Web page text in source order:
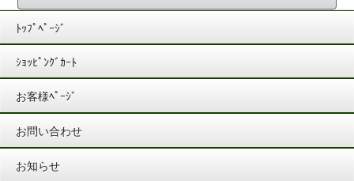
ﾄｯﾌﾟﾍﾟｰｼﾞ
ｼｮｯﾋﾟﾝｸﾞｶｰﾄ
お客様ﾍﾟｰｼﾞ
お問い合わせ
お知らせ